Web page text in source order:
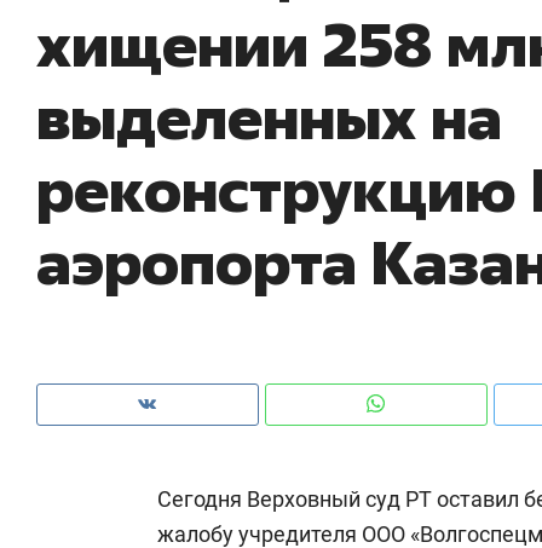
хищении 258
выделенных на
аэропорта
Сегодня Верховный суд РТ оставил
жалобу учредителя ООО
рынки, почему надо знать аксакалов и
чем интересен Оман?
создают оазис жилого
комфорта под Казанью
ID вместо